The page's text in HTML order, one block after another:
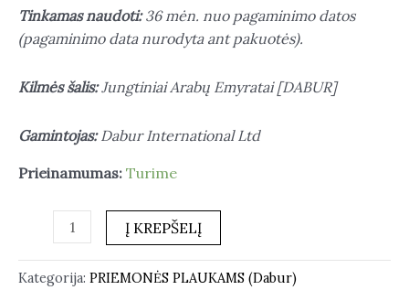
Tinkamas naudoti:36 mėn. nuo pagaminimo datos
(pagaminimo data nurodyta ant pakuotės).
Kilmės šalis:Jungtiniai Arabų Emyratai [DABUR]
Gamintojas:Dabur International Ltd
Prieinamumas: Turime
Į KREPŠELĮ
Kategorija: PRIEMONĖS PLAUKAMS (Dabur)